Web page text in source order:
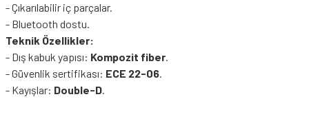
- Çıkarılabilir iç parçalar.
- Bluetooth dostu.
Teknik Özellikler:
- Dış kabuk yapısı: Kompozit fiber.
- Güvenlik sertifikası: ECE 22-06.
- Kayışlar: Double-D.